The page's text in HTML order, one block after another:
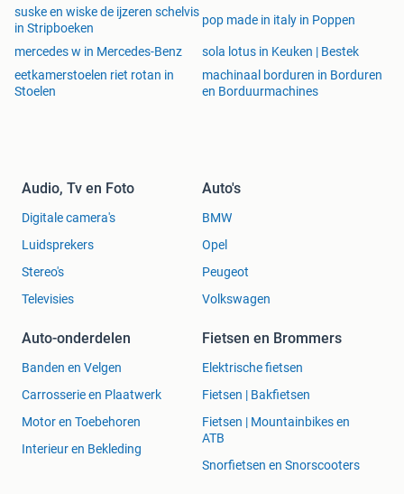
suske en wiske de ijzeren schelvis
in Stripboeken
pop made in italy in Poppen
mercedes w in Mercedes-Benz
sola lotus in Keuken | Bestek
eetkamerstoelen riet rotan in
Stoelen
machinaal borduren in Borduren
en Borduurmachines
Audio, Tv en Foto
Digitale camera's
Luidsprekers
Stereo's
Televisies
Auto's
BMW
Opel
Peugeot
Volkswagen
Auto-onderdelen
Banden en Velgen
Carrosserie en Plaatwerk
Motor en Toebehoren
Interieur en Bekleding
Fietsen en Brommers
Elektrische fietsen
Fietsen | Bakfietsen
Fietsen | Mountainbikes en
ATB
Snorfietsen en Snorscooters